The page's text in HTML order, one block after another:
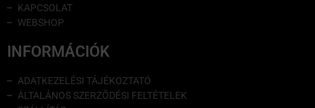
KAPCSOLAT
WEBSHOP
INFORMÁCIÓK
ADATKEZELÉSI TÁJÉKOZTATÓ
ÁLTALÁNOS SZERZŐDÉSI FELTÉTELEK